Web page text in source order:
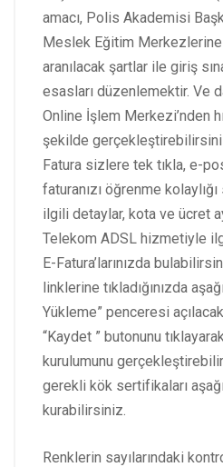
amacı, Polis Akademisi
Meslek Eğitim Merkezlerine
aranılacak şartlar ile giriş
esasları düzenlemektir. Ve
Online İşlem Merkezi’nden
şekilde
Fatura sizlere tek tıkla, e-
faturanızı öğrenme
ilgili detaylar, kota ve ücret
Telekom ADSL hizmetiyle
E-Fatura’larınızda
linklerine tıkladığınızda
Yükleme” penceresi
“Kaydet ” butonunu
kurulumunu
gerekli kök sertifikaları
kurabilirsiniz.
Renklerin sayılarındaki